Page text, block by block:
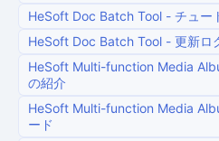
HeSoft Doc Batch Tool - チュー
HeSoft Doc Batch Tool - 更新ロ
HeSoft Multi-function Media
の紹介
HeSoft Multi-function Media
ード